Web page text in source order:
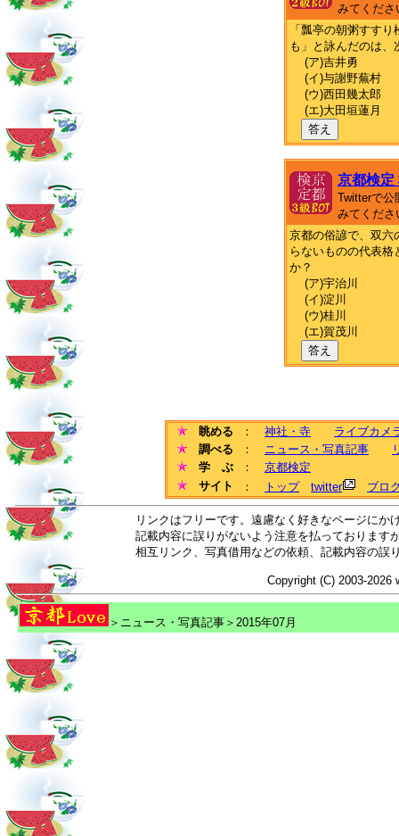
みてくださ
「瓢亭の朝粥すす
も」と詠んだのは、
(ア)吉井勇
(イ)与謝野蕪村
(ウ)西田幾太郎
(エ)大田垣蓮月
答え
京都検定
Twitterで公
みてくださ
京都の俗諺で、双六
らないものの代表
か？
(ア)宇治川
(イ)淀川
(ウ)桂川
(エ)賀茂川
答え
眺める ： 神社・寺
ライブカメ
調べる
： ニュース・写真記事
学 ぶ
： 京都検定
サイト
： トップ twitter ブロ
リンクはフリーです。遠慮なく好きなページに
記載内容に誤りがないよう注意を払っております
相互リンク、写真借用などの依頼、記載内容の誤
Copyright (C) 2003-2026
＞ニュース・写真記事＞2015年07月